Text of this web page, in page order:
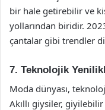
bir hale getirebilir ve
yollarından biridir.
çantalar gibi trendler
7. Teknolojik
Moda dünyası,
Akıllı giysiler,